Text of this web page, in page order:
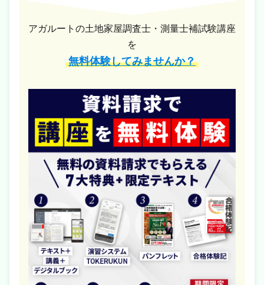
アガルートの土地家屋調査士・測量士補試験講座
を
無料体験してみませんか？